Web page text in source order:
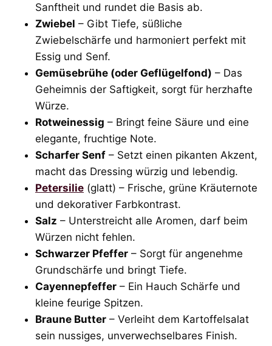
Sanftheit und rundet die Basis ab.
Zwiebel – Gibt Tiefe, süßliche
Zwiebelschärfe und harmoniert perfekt mit
Essig und Senf.
Gemüsebrühe (oder Geflügelfond) – Das
Geheimnis der Saftigkeit, sorgt für herzhafte
Würze.
Rotweinessig – Bringt feine Säure und eine
elegante, fruchtige Note.
Scharfer Senf – Setzt einen pikanten Akzent,
macht das Dressing würzig und lebendig.
Petersilie (glatt) – Frische, grüne Kräuternote
und dekorativer Farbkontrast.
Salz – Unterstreicht alle Aromen, darf beim
Würzen nicht fehlen.
Schwarzer Pfeffer – Sorgt für angenehme
Grundschärfe und bringt Tiefe.
Cayennepfeffer – Ein Hauch Schärfe und
kleine feurige Spitzen.
Braune Butter – Verleiht dem Kartoffelsalat
sein nussiges, unverwechselbares Finish.